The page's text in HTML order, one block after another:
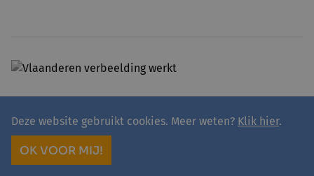
© 2026 - avansa
Privacy
Avansa rivierenland vzw
site by
Deze website gebruikt cookies. Meer weten? Klik hier.
OK VOOR MIJ!